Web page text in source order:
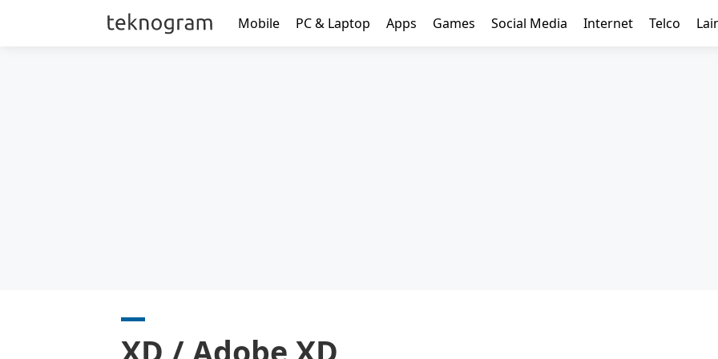
Mobile PC & Laptop Apps Games Social Media Internet Telco